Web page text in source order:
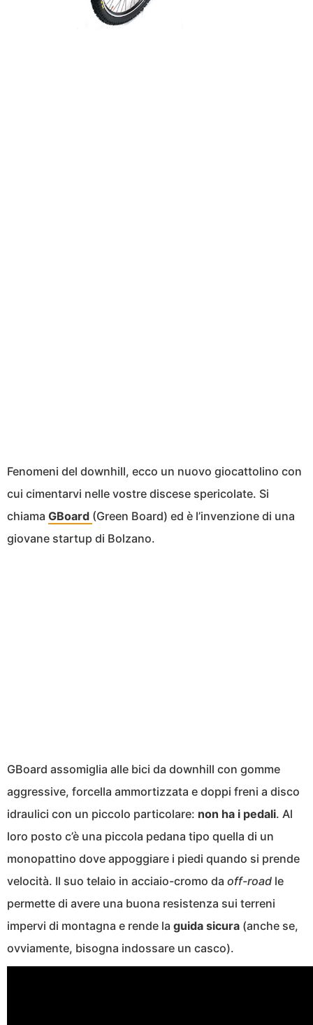
Fenomeni del downhill, ecco un nuovo giocattolino con
cui cimentarvi nelle vostre discese spericolate. Si
chiama GBoard (Green Board) ed è l’invenzione di una
giovane startup di Bolzano.
GBoard assomiglia alle bici da downhill con gomme
aggressive, forcella ammortizzata e doppi freni a disco
idraulici con un piccolo particolare: non ha i pedali. Al
loro posto c’è una piccola pedana tipo quella di un
monopattino dove appoggiare i piedi quando si prende
velocità. Il suo telaio in acciaio-cromo da off-road le
permette di avere una buona resistenza sui terreni
impervi di montagna e rende la guida sicura (anche se,
ovviamente, bisogna indossare un casco).